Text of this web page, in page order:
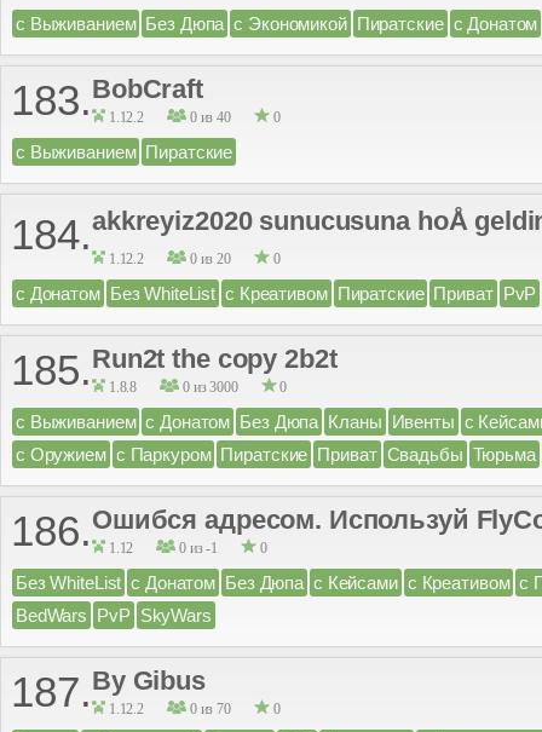
с Выживанием Без Дюпа с Экономикой Пиратские с Донатом
183.BobCraft
1.12.2 0 из 40 0
с Выживанием Пиратские
184.akkreyiz2020 sunucusuna hoÅ
1.12.2 0 из 20 0
с Донатом Без WhiteList с Креативом Пиратские Приват PvP
185.Run2t the copy 2b2t
1.8.8 0 из 3000 0
с Выживанием с Донатом Без Дюпа Кланы Ивенты с
с Оружием с Паркуром Пиратские Приват Свадьбы Тюрьма
186.Ошибся адресом. Используй
1.12 0 из -1 0
Без WhiteList с Донатом Без Дюпа с Кейсами с Креативом с
BedWars PvP SkyWars
187.By Gibus
1.12.2 0 из 70 0